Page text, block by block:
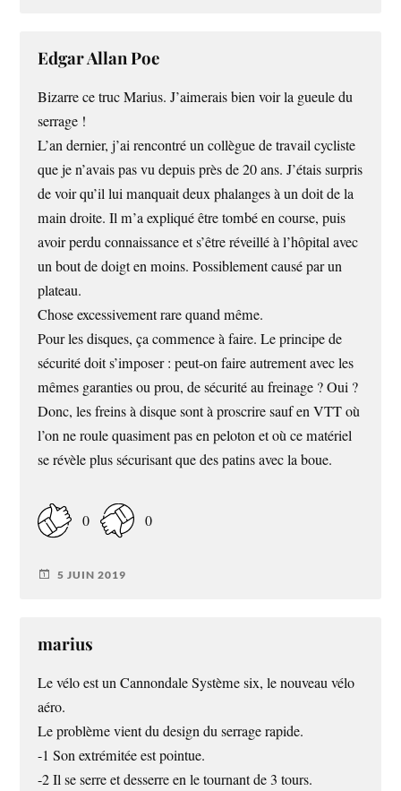
Edgar Allan Poe
Bizarre ce truc Marius. J’aimerais bien voir la gueule du
serrage !
L’an dernier, j’ai rencontré un collègue de travail cycliste
que je n’avais pas vu depuis près de 20 ans. J’étais surpris
de voir qu’il lui manquait deux phalanges à un doit de la
main droite. Il m’a expliqué être tombé en course, puis
avoir perdu connaissance et s’être réveillé à l’hôpital avec
un bout de doigt en moins. Possiblement causé par un
plateau.
Chose excessivement rare quand même.
Pour les disques, ça commence à faire. Le principe de
sécurité doit s’imposer : peut-on faire autrement avec les
mêmes garanties ou prou, de sécurité au freinage ? Oui ?
Donc, les freins à disque sont à proscrire sauf en VTT où
l’on ne roule quasiment pas en peloton et où ce matériel
se révèle plus sécurisant que des patins avec la boue.
0 0
5 JUIN 2019
marius
Le vélo est un Cannondale Système six, le nouveau vélo
aéro.
Le problème vient du design du serrage rapide.
-1 Son extrémitée est pointue.
-2 Il se serre et desserre en le tournant de 3 tours.